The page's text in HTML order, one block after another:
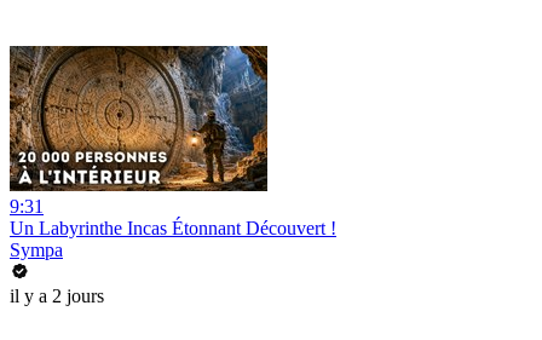
9:31
Un Labyrinthe Incas Étonnant Découvert !
Sympa
il y a 2 jours